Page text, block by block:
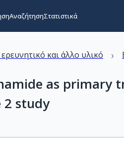
ΑναζήτησηΣτατιστικά
και άλλο υλικό ›
as primary
2 study